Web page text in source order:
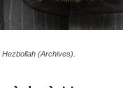
(Archives).